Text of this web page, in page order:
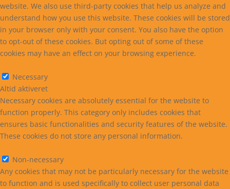
website. We also use third-party cookies that help us analyze and
understand how you use this website. These cookies will be stored
in your browser only with your consent. You also have the option
to opt-out of these cookies. But opting out of some of these
cookies may have an effect on your browsing experience.
Necessary
Altid aktiveret
Necessary cookies are absolutely essential for the website to
function properly. This category only includes cookies that
ensures basic functionalities and security features of the website.
These cookies do not store any personal information.
Non-necessary
Any cookies that may not be particularly necessary for the website
to function and is used specifically to collect user personal data